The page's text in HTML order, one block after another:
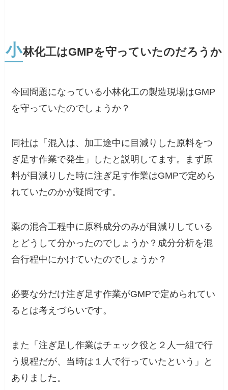
小林化工はGMPを守っていたのだろうか
今回問題になっている小林化工の製造現場はGMP
を守っていたのでしょうか？
同社は「混入は、加工途中に目減りした原料をつ
ぎ足す作業で発生」したと説明してます。まず原
料が目減りした時に注ぎ足す作業はGMPで定めら
れていたのかが疑問です。
薬の混合工程中に原料成分のみが目減りしている
とどうして分かったのでしょうか？成分分析を混
合行程中にかけていたのでしょうか？
必要な分だけ注ぎ足す作業がGMPで定められてい
るとは考えづらいです。
また「注ぎ足し作業はチェック役と２人一組で行
う規程だが、当時は１人で行っていたという」と
ありました。